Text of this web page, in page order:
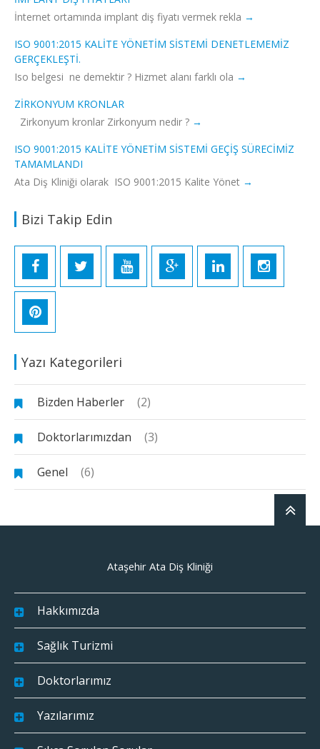
İnternet ortamında implant diş fiyatı vermek rekla
ISO 9001:2015 KALITE YÖNETIM SISTEMI DENETLEMEMIZ
GERÇEKLEŞTI.
Iso belgesi ne demektir ? Hizmet alanı farklı ola
ZIRKONYUM KRONLAR
Zirkonyum kronlar Zirkonyum nedir ?
ISO 9001:2015 KALITE YÖNETIM SISTEMI GEÇIŞ SÜRECIMIZ
TAMAMLANDI
Ata Diş Kliniği olarak ISO 9001:2015 Kalite Yönet
Bizi Takip Edin
Yazı Kategorileri
Bizden Haberler (2)
Doktorlarımızdan (3)
Genel (6)
Ataşehir Ata Diş Kliniği
Hakkımızda
Sağlık Turizmi
Doktorlarımız
Yazılarımız